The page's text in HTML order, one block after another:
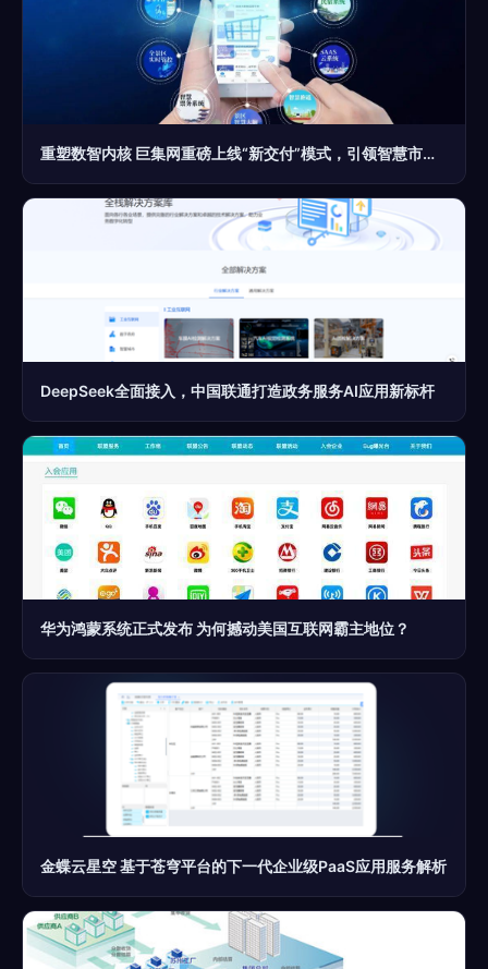
重塑数智内核 巨集网重磅上线“新交付”模式，引领智慧市场服务升级
DeepSeek全面接入，中国联通打造政务服务AI应用新标杆
华为鸿蒙系统正式发布 为何撼动美国互联网霸主地位？
金蝶云星空 基于苍穹平台的下一代企业级PaaS应用服务解析